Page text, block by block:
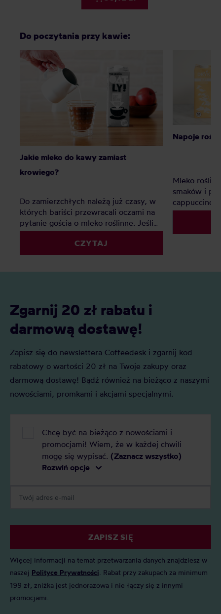
Do poczytania przy kawie:
Jakie mleko do kawy zamiast
krowiego?
Do zamierzchłych należą już czasy, w
których bariści przewracali oczami na
pytanie gościa o mleko roślinne. Jeśli
zastanawiacie się, czym zastąpić mleko
do kawy, ten artykuł rozwieje Wasze
wątpliwości.
CZYTAJ
Napoje
Mleko
smaków i
cappuccino?
Zgarnij 20 zł rabatu i
darmową dostawę!
Zapisz się do newslettera Coffeedesk i zgarnij kod
rabatowy o wartości 20 zł na Twoje zakupy oraz
darmową dostawę! Bądź również na bieżąco z naszymi
nowościami, promkami i akcjami specjalnymi.
Chcę być na bieżąco z nowościami i
promocjami! Wiem, że w każdej chwili
mogę się wypisać. (Zaznacz wszystko)
Rozwiń opcje
ZAPISZ SIĘ
Więcej informacji na temat przetwarzania danych znajdziesz w
naszej Polityce Prywatności . Rabat przy zakupach za minimum
199 zł, zniżka jest jednorazowa i nie łączy się z innymi
promocjami.